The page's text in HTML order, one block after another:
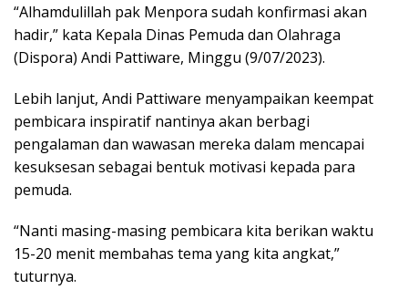
“Alhamdulillah pak Menpora sudah konfirmasi akan
hadir,” kata Kepala Dinas Pemuda dan Olahraga
(Dispora) Andi Pattiware, Minggu (9/07/2023).
Lebih lanjut, Andi Pattiware menyampaikan keempat
pembicara inspiratif nantinya akan berbagi
pengalaman dan wawasan mereka dalam mencapai
kesuksesan sebagai bentuk motivasi kepada para
pemuda.
“Nanti masing-masing pembicara kita berikan waktu
15-20 menit membahas tema yang kita angkat,”
tuturnya.